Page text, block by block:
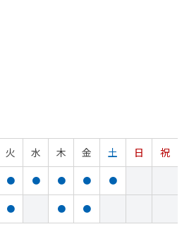
火 水 木 金 土 日
祝
● ● ● ● ●
● ● ●